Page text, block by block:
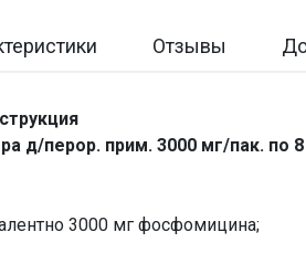
Отзывы
д/перор. прим. 3000 мг/пак. по 8
3000 мг фосфомицина;